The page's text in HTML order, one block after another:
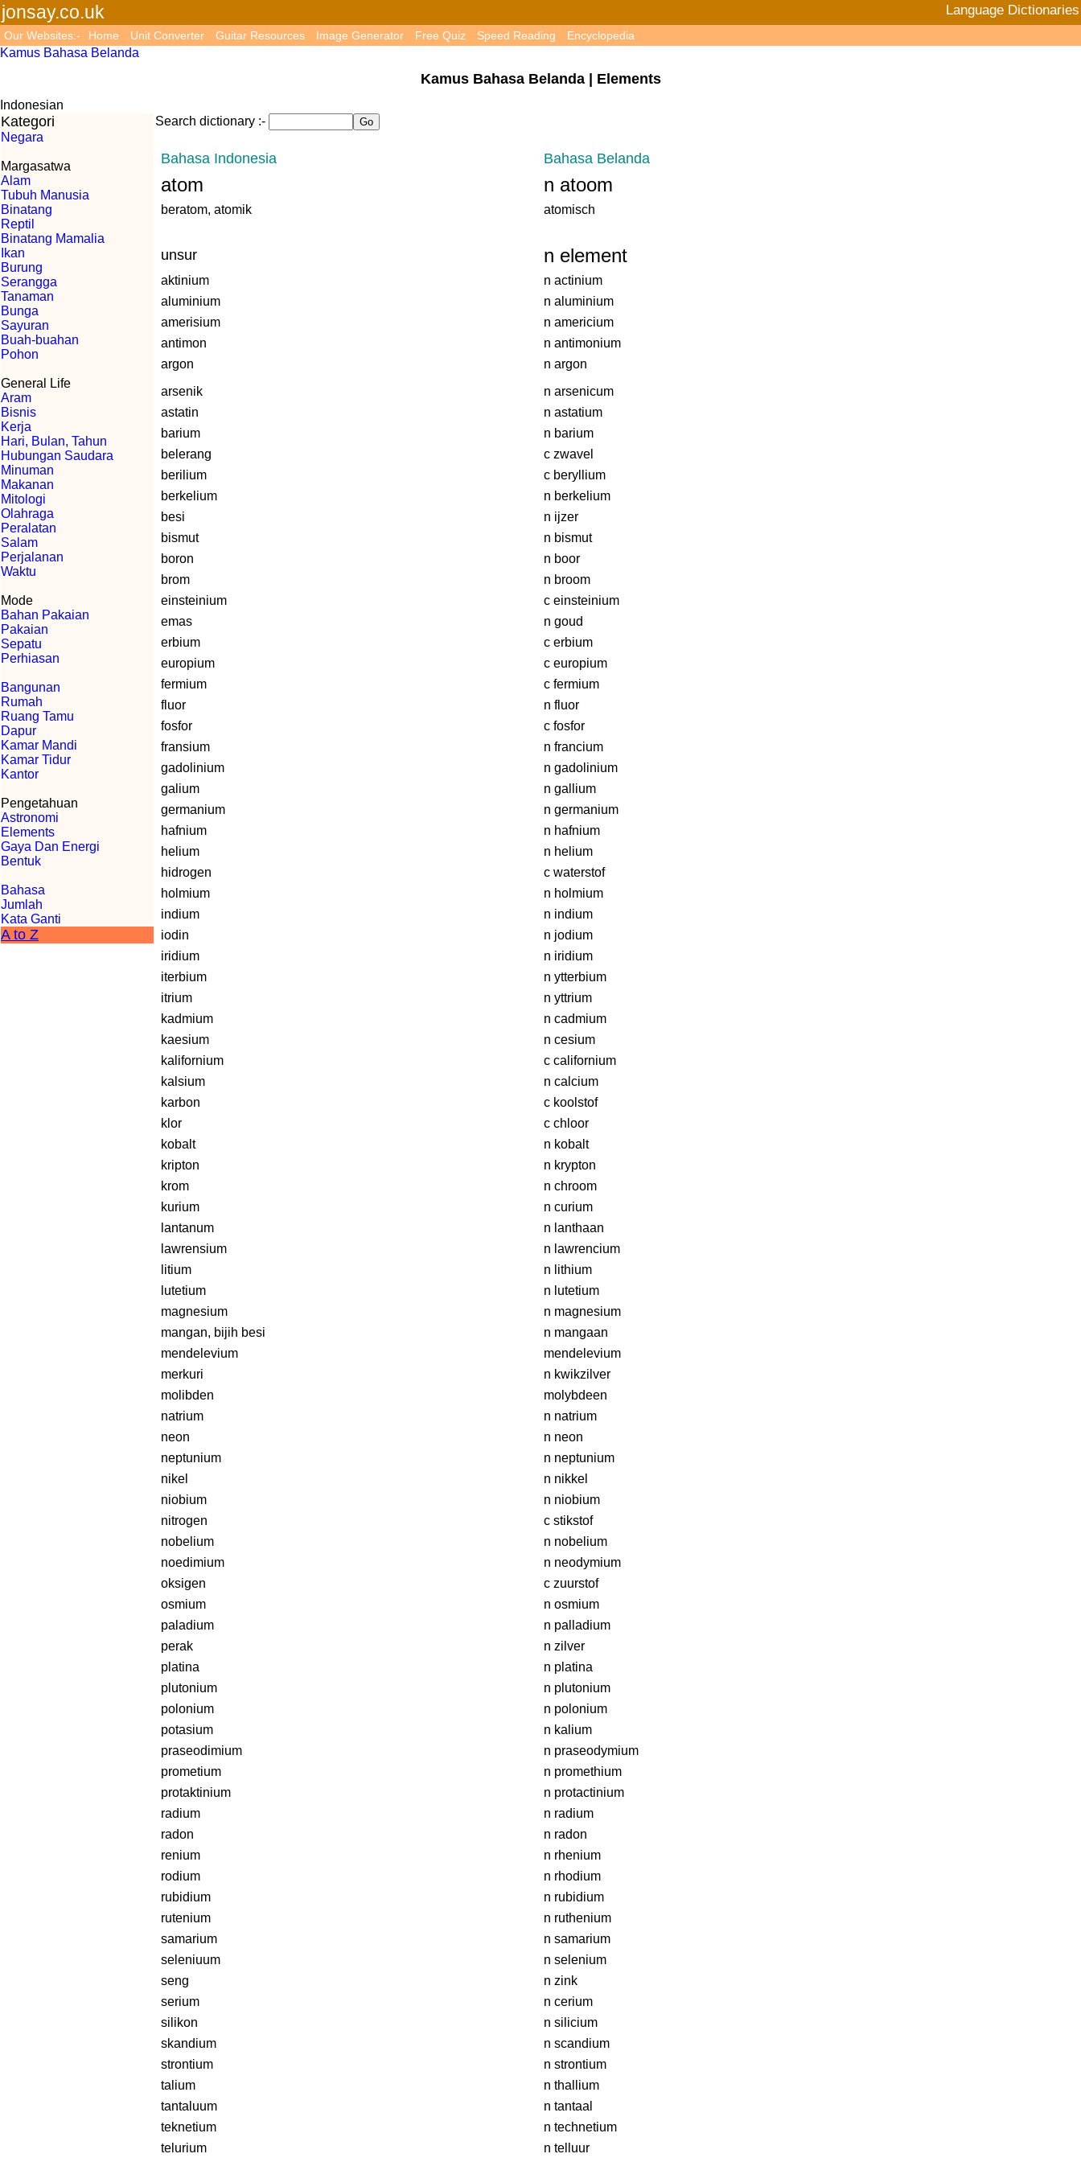
jonsay.co.uk Language Dictionaries
Our Websites:- Home Unit Converter Guitar Resources Image Generator Free Quiz Speed Reading Encyclopedia
Kamus Bahasa Belanda
Kamus Bahasa Belanda | Elements
Indonesian
Kategori
Negara
Margasatwa
Alam
Tubuh Manusia
Binatang
Reptil
Binatang Mamalia
Ikan
Burung
Serangga
Tanaman
Bunga
Sayuran
Buah-buahan
Pohon
General Life
Aram
Bisnis
Kerja
Hari, Bulan, Tahun
Hubungan Saudara
Minuman
Makanan
Mitologi
Olahraga
Peralatan
Salam
Perjalanan
Waktu
Mode
Bahan Pakaian
Pakaian
Sepatu
Perhiasan
Bangunan
Rumah
Ruang Tamu
Dapur
Kamar Mandi
Kamar Tidur
Kantor
Pengetahuan
Astronomi
Elements
Gaya Dan Energi
Bentuk
Bahasa
Jumlah
Kata Ganti
A to Z
Search dictionary :-
Bahasa Indonesia Bahasa Belanda
atom n atoom
beratom, atomik atomisch
unsur n element
aktinium
n actinium
aluminium
n aluminium
amerisium
n americium
antimon
n antimonium
argon
n argon
arsenik
n arsenicum
astatin
n astatium
barium
n barium
belerang
c zwavel
berilium
c beryllium
berkelium
n berkelium
besi
n ijzer
bismut
n bismut
boron
n boor
brom
n broom
einsteinium
c einsteinium
emas
n goud
erbium
c erbium
europium
c europium
fermium
c fermium
fluor
n fluor
fosfor
c fosfor
fransium
n francium
gadolinium
n gadolinium
galium
n gallium
germanium
n germanium
hafnium
n hafnium
helium
n helium
hidrogen
c waterstof
holmium
n holmium
indium
n indium
iodin
n jodium
iridium
n iridium
iterbium
n ytterbium
itrium
n yttrium
kadmium
n cadmium
kaesium
n cesium
kalifornium
c californium
kalsium
n calcium
karbon
c koolstof
klor
c chloor
kobalt
n kobalt
kripton
n krypton
krom
n chroom
kurium
n curium
lantanum
n lanthaan
lawrensium
n lawrencium
litium
n lithium
lutetium
n lutetium
magnesium
n magnesium
mangan, bijih besi
n mangaan
mendelevium
mendelevium
merkuri
n kwikzilver
molibden
molybdeen
natrium
n natrium
neon
n neon
neptunium
n neptunium
nikel
n nikkel
niobium
n niobium
nitrogen
c stikstof
nobelium
n nobelium
noedimium
n neodymium
oksigen
c zuurstof
osmium
n osmium
paladium
n palladium
perak
n zilver
platina
n platina
plutonium
n plutonium
polonium
n polonium
potasium
n kalium
praseodimium
n praseodymium
prometium
n promethium
protaktinium
n protactinium
radium
n radium
radon
n radon
renium
n rhenium
rodium
n rhodium
rubidium
n rubidium
rutenium
n ruthenium
samarium
n samarium
seleniuum
n selenium
seng
n zink
serium
n cerium
silikon
n silicium
skandium
n scandium
strontium
n strontium
talium
n thallium
tantaluum
n tantaal
teknetium
n technetium
telurium
n telluur